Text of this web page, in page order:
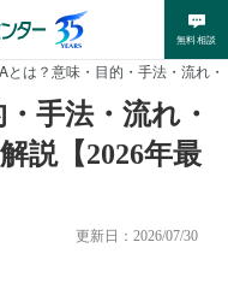
無料相談
とは？意味・目的・手法・流れ
手法・流れ・
説【2026年最
更新日： 2026/07/30